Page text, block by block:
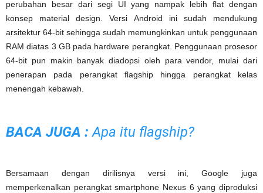
perubahan besar dari segi UI yang nampak lebih flat dengan
konsep material design. Versi Android ini sudah mendukung
arsitektur 64-bit sehingga sudah memungkinkan untuk penggunaan
RAM diatas 3 GB pada hardware perangkat. Penggunaan prosesor
64-bit pun makin banyak diadopsi oleh para vendor, mulai dari
penerapan pada perangkat flagship hingga perangkat kelas
menengah kebawah.
BACA JUGA : Apa itu flagship?
Bersamaan dengan dirilisnya versi ini, Google juga
memperkenalkan perangkat smartphone Nexus 6 yang diproduksi